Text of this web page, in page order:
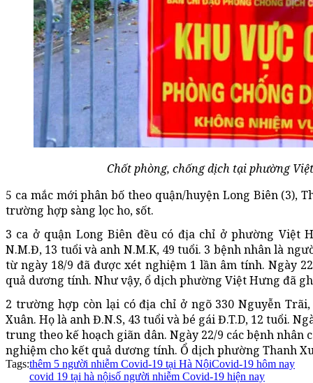
Chốt phòng, chống dịch tại phường
5 ca mắc mới phân bố theo quận/huyện Long Biên (3),
trường hợp sàng lọc ho, sốt.
3 ca ở quận Long Biên đều có địa chỉ ở phường Việt
N.M.Đ, 13 tuổi và anh N.M.K, 49 tuổi. 3 bệnh nhân là
từ ngày 18/9 đã được xét nghiệm 1 lần âm tính. Ngày
quả dương tính. Như vậy, ổ dịch phường Việt Hưng đã
2 trường hợp còn lại có địa chỉ ở ngõ 330 Nguyễn
Xuân. Họ là anh Đ.N.S, 43 tuổi và bé gái Đ.T.D, 12 tuổi.
trung theo kế hoạch giãn dân. Ngày 22/9 các bệnh
nghiệm cho kết quả dương tính. Ổ dịch phường Thanh
Tags:thêm 5 người nhiễm Covid-19 tại Hà NộiCovid-19 hôm nay
covid 19 tại hà nộisố người nhiễm Covid-19 hiện nay